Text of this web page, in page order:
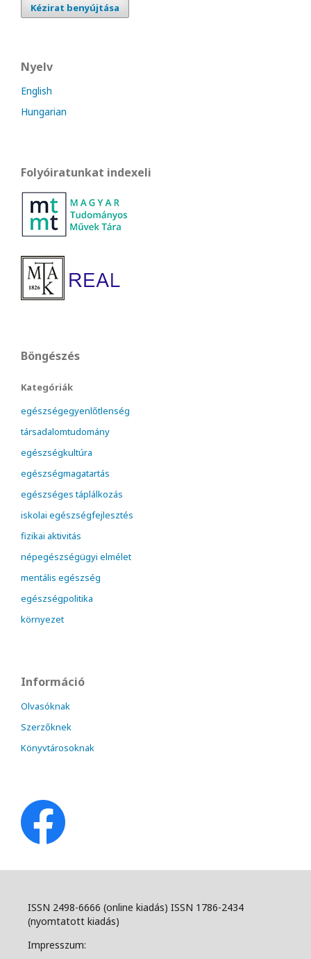
Kézirat benyújtása
Nyelv
English
Hungarian
Folyóiratunkat indexeli
Böngészés
Kategóriák
egészségegyenlőtlenség
társadalomtudomány
egészségkultúra
egészségmagatartás
egészséges táplálkozás
iskolai egészségfejlesztés
fizikai aktivitás
népegészségügyi elmélet
mentális egészség
egészségpolitika
környezet
Információ
Olvasóknak
Szerzőknek
Könyvtárosoknak
ISSN 2498-6666 (online kiadás) ISSN 1786-2434
(nyomtatott kiadás)
Impresszum: